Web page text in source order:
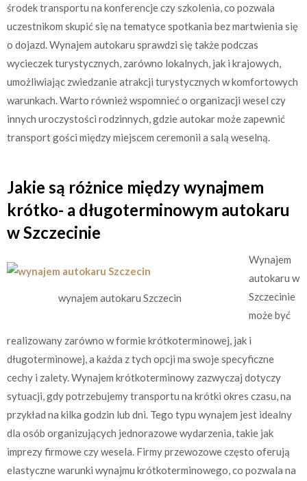
środek transportu na konferencje czy szkolenia, co pozwala
uczestnikom skupić się na tematyce spotkania bez martwienia się
o dojazd. Wynajem autokaru sprawdzi się także podczas
wycieczek turystycznych, zarówno lokalnych, jak i krajowych,
umożliwiając zwiedzanie atrakcji turystycznych w komfortowych
warunkach. Warto również wspomnieć o organizacji wesel czy
innych uroczystości rodzinnych, gdzie autokar może zapewnić
transport gości między miejscem ceremonii a salą weselną.
Jakie są różnice między wynajmem
krótko- a długoterminowym autokaru
w Szczecinie
wynajem autokaru Szczecin
Wynajem
autokaru w
Szczecinie
może być
realizowany zarówno w formie krótkoterminowej, jak i
długoterminowej, a każda z tych opcji ma swoje specyficzne
cechy i zalety. Wynajem krótkoterminowy zazwyczaj dotyczy
sytuacji, gdy potrzebujemy transportu na krótki okres czasu, na
przykład na kilka godzin lub dni. Tego typu wynajem jest idealny
dla osób organizujących jednorazowe wydarzenia, takie jak
imprezy firmowe czy wesela. Firmy przewozowe często oferują
elastyczne warunki wynajmu krótkoterminowego, co pozwala na